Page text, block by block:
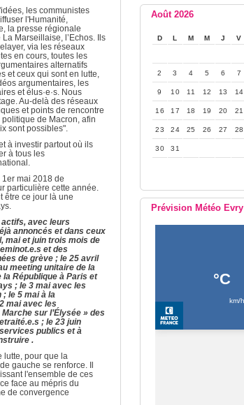
Août 2026
D L M M J V
2 3 4 5 6 7
9 10 11 12 13 14
16 17 18 19 20 21
23 24 25 26 27 28
30 31
Prévision Météo Evry
les communistes
l'Humanité,
la presse régionale
Marseillaise, l’Echos. Ils
via les réseaux
en cours, toutes les
alternatifs
et ceux qui sont en lutte,
argumentaires, les
et élus·e·s. Nous
Au-delà des réseaux
et points de rencontre
de Macron, afin
sont possibles".
à investir partout où ils
à tous les
mai 2018 de
particulière cette année.
être ce jour là une
avec leurs
annoncés et dans ceux
mai et juin trois mois de
et des
de grève ; le 25 avril
meeting unitaire de la
République à Paris et
; le 3 mai avec les
le 5 mai à la
mai avec les
sur l’Élysée » des
; le 23 juin
publics et à
.
lutte, pour que la
gauche se renforce. Il
l'ensemble de ces
face au mépris du
de convergence